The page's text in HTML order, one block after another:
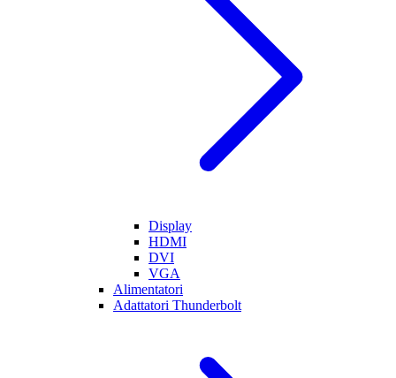
Display
HDMI
DVI
VGA
Alimentatori
Adattatori Thunderbolt